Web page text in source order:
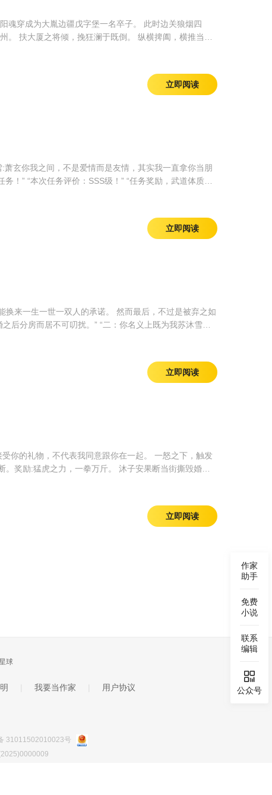
魂穿成为大胤边疆戊字堡一名卒子。 此时边关狼烟四
。 扶大厦之将倾，挽狂澜于既倒。 纵横捭阖，横推当
立即阅读
玄你我之间，不是爱情而是友情，其实我一直拿你当朋
！” “本次任务评价：SSS级！” “任务奖励，武道体质：
立即阅读
换来一生一世一双人的承诺。 然而最后，不过是被弃之如
后分房而居不可叨扰。” “二：你名义上既为我苏沐雪的
才气一石，沈叙独占十二斗，天下读书人倒欠他两斗。
立即阅读
你的礼物，不代表我同意跟你在一起。 一怒之下，触发
奖励:猛虎之力，一拳万斤。 沐子安果断当街撕毁婚
立即阅读
球
我要当作家 用户协议
31011502010023号
作家
助手
免费
小说
联系
编辑

公众号